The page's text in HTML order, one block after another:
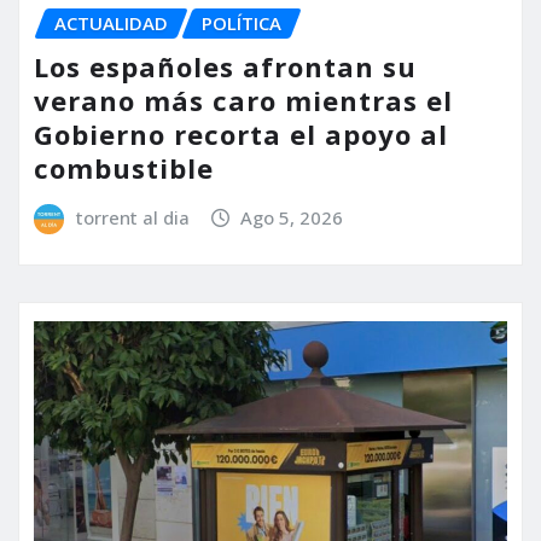
ACTUALIDAD POLÍTICA
Los españoles afrontan su
verano más caro mientras el
Gobierno recorta el apoyo al
combustible
torrent al dia Ago 5, 2026